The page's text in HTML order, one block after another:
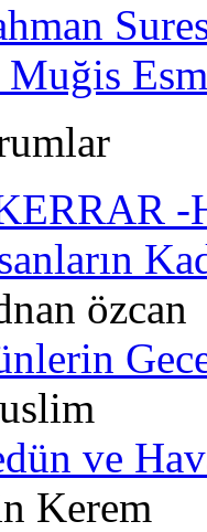
-
özcan
ve
Kerem